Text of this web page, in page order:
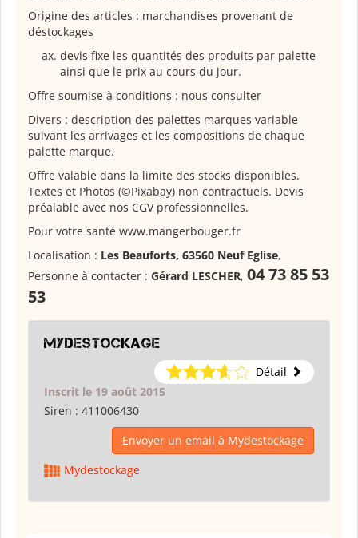
Origine des articles : marchandises provenant de
déstockages
devis fixe les quantités des produits par palette
ainsi que le prix au cours du jour.
Offre soumise à conditions : nous consulter
Divers : description des palettes marques variable
suivant les arrivages et les compositions de chaque
palette marque.
Offre valable dans la limite des stocks disponibles.
Textes et Photos (©Pixabay) non contractuels. Devis
préalable avec nos CGV professionnelles.
Pour votre santé www.mangerbouger.fr
Localisation : Les Beauforts, 63560 Neuf Eglise,
Personne à contacter : Gérard LESCHER, 04 73 85 53
53
Mydestockage
Détail
Inscrit le 19 août 2015
Siren : 411006430
Envoyer un email à Mydestockage
Mydestockage